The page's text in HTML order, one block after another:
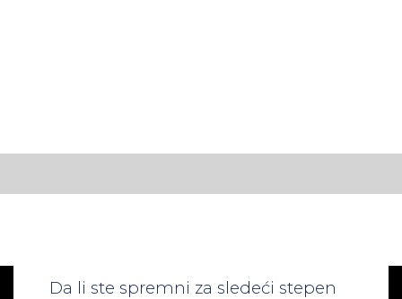
Da li ste spremni za sledeći stepen